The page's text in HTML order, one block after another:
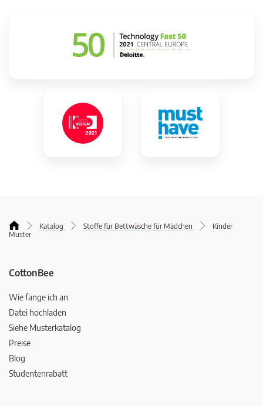
Katalog Stoffe für Bettwäsche für Mädchen
Kinder
Muster
CottonBee
Wie fange ich an
Datei hochladen
Siehe Musterkatalog
Preise
Blog
Studentenrabatt